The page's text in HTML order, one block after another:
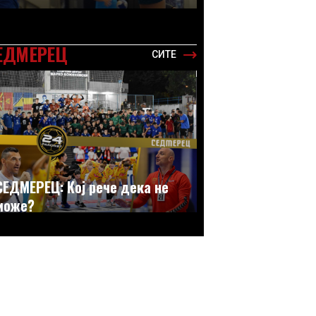
СИТЕ
Кој рече дека не